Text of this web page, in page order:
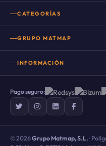
CATEGORÍAS
Suelo porcelánico
Porcelanico imitacion
Suelo porcelánico imitación
Suelos rústicos porcelánicos
Azulejo hidráulico
GRUPO MATMAP
INFORMACIÓN
Preguntas frecuentes
Sobre nosotros
Promociones y descuentos
Pago seguro:
© 2026Grupo Matmap, S.L. ·